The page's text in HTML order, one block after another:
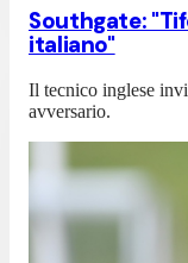
Southgate:
italiano"
Il tecnico inglese
avversario.